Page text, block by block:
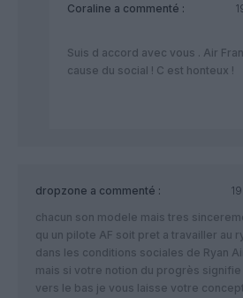
Coraline a commenté :
Suis d accord avec vous . Air
cause du social ! C est honteux !
dropzone a commenté :
chacun son modele mais tres
qu un pilote AF soit pret a travailler au
dans les conditions sociales de Ryan
mais si votre notion du progrès
vers le bas je vous laisse votre